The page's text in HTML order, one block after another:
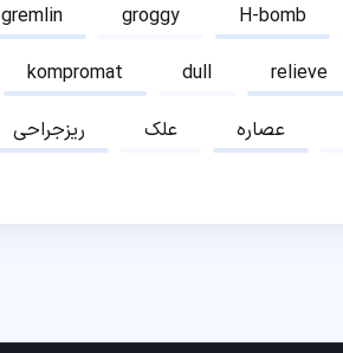
gremlin groggy H-bomb
kompromat
dull relieve
ریزجراحی
علک عصاره